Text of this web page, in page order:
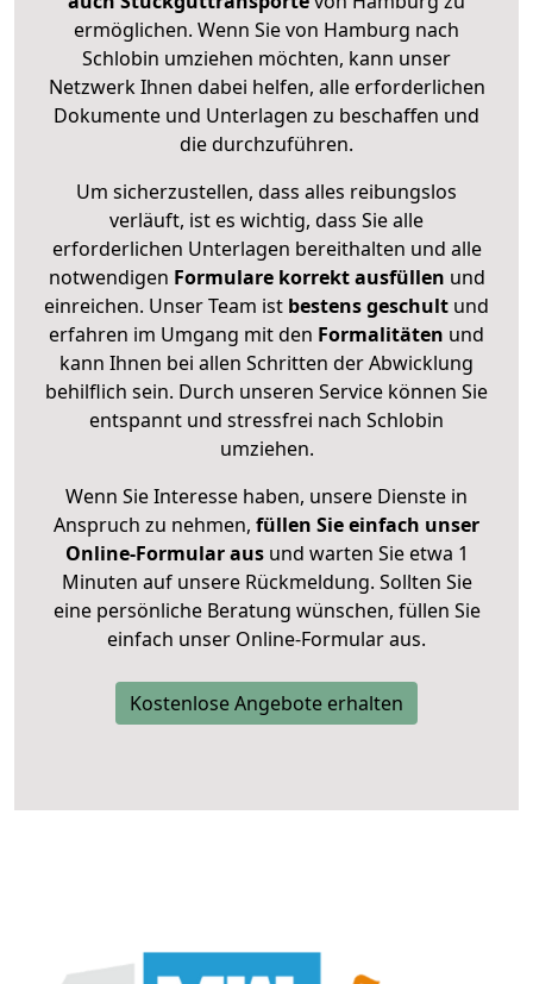
ermöglichen. Wenn Sie von Hamburg nach
Schlobin umziehen möchten, kann unser
Netzwerk Ihnen dabei helfen, alle erforderlichen
Dokumente und Unterlagen zu beschaffen und
die durchzuführen.
Um sicherzustellen, dass alles reibungslos
verläuft, ist es wichtig, dass Sie alle
erforderlichen Unterlagen bereithalten und alle
notwendigen Formulare korrekt ausfüllen und
einreichen. Unser Team ist bestens geschult und
erfahren im Umgang mit den Formalitäten und
kann Ihnen bei allen Schritten der Abwicklung
behilflich sein. Durch unseren Service können Sie
entspannt und stressfrei nach Schlobin
umziehen.
Wenn Sie Interesse haben, unsere Dienste in
Anspruch zu nehmen, füllen Sie einfach unser
Online-Formular ausund warten Sie etwa 1
Minuten auf unsere Rückmeldung. Sollten Sie
eine persönliche Beratung wünschen, füllen Sie
einfach unser Online-Formular aus.
Kostenlose Angebote erhalten